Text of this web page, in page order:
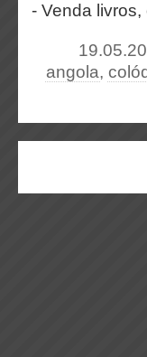
- Venda
angola,